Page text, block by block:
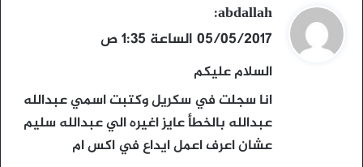
ي
ق
و
ل
abdallah
:
05/05/2017 الساعة 1:35 ص
السلام عليكم
انا سجلت في سكريل وكتبت اسمي عبدالله
عبدالله بالخطأ عايز اغيره الي عبدالله سليم
عشان اعرف اعمل ايداع في اكس ام